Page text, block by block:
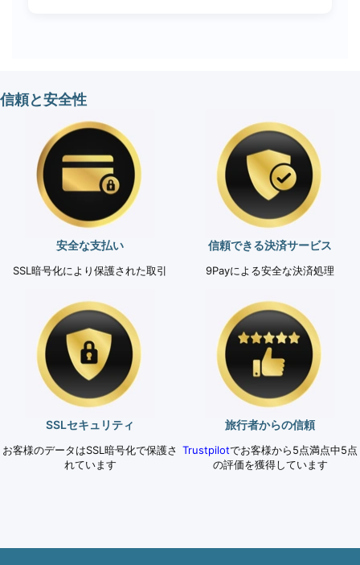
信頼と安全性
安全な支払い
SSL暗号化により保護された取引
信頼できる決済サービス
9Payによる安全な決済処理
SSLセキュリティ
お客様のデータはSSL暗号化で保護さ
れています
旅行者からの信頼
Trustpilotでお客様から5点満点中5点
の評価を獲得しています